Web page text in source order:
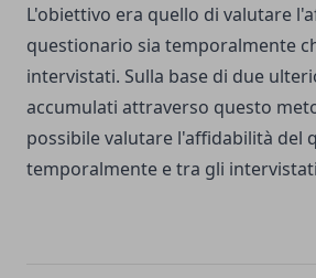
L'obiettivo era quello di valutare
questionario sia temporalmente
intervistati. Sulla base di due
accumulati attraverso questo
possibile valutare l'affidabilità del
temporalmente e tra gli